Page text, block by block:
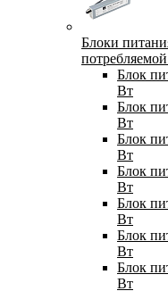
Блоки
Блок
Вт
Блок
Вт
Блок
Вт
Блок
Вт
Блок
Вт
Блок
Вт
Блок
Вт